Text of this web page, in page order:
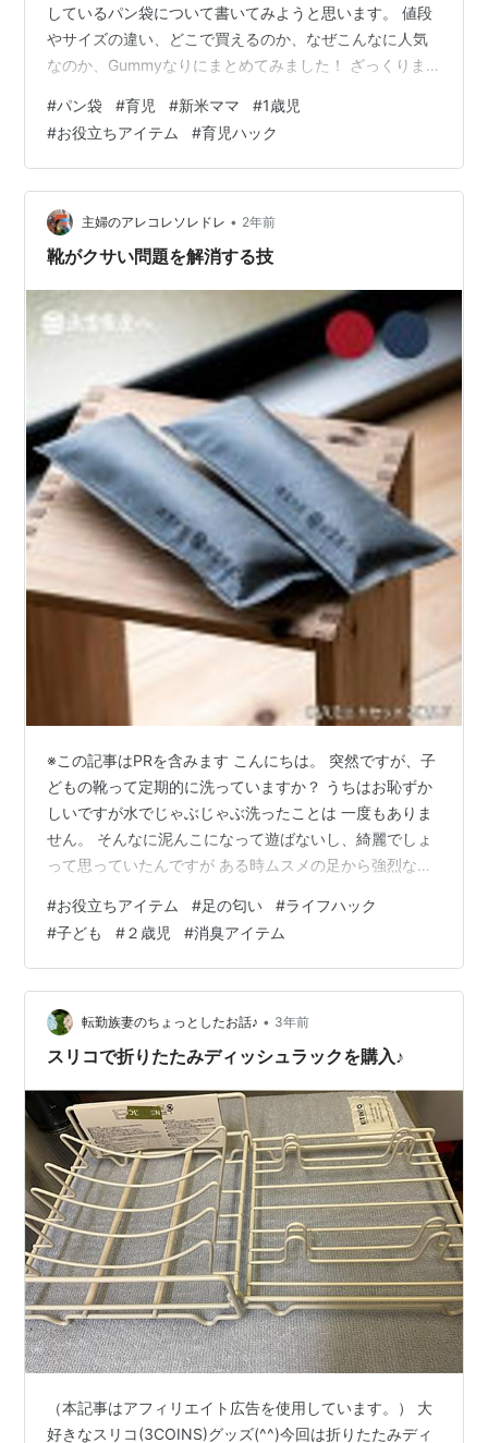
しているパン袋について書いてみようと思います。 値段
やサイズの違い、どこで買えるのか、なぜこんなに人気
なのか、Gummyなりにまとめてみました！ ざっくりま
てる時でもほぼ無臭！ ・コスパがスゴイ ・大手通販各社
で手軽に買える ・豊富なサイズ ということで、今日のメ
ニューはこんな感じ （クリックすると見出しにジャンプ
できます） HEIKOのパン袋、おすすめなのはこんな人 育
児中のパパママ 生ごみを捨てる時にゲンナリしている人
ペットがい…
#パン袋 #育児 #新米ママ #1歳児
#お役立ちアイテム #育児ハック
主婦のアレコレソレドレ • 2年前
靴がクサい問題を解消する技
※この記事はPRを含みます こんにちは。 突然ですが、子
どもの靴って定期的に洗っていますか？ うちはお恥ずか
しいですが水でじゃぶじゃぶ洗ったことは 一度もありま
せん。 そんなに泥んこになって遊ばないし、綺麗でしょ
って思っていたんですが ある時ムスメの足から強烈な臭
んです。 クッサッッ！！ すごく後悔しました。 大人顔
負けの足クサ靴でした。笑 なんとかしたくて炭八を入れ
たんですが 炭八ミニ 2本セット 北欧グレー 靴 出雲屋炭
八 湿気対策 湿気取り 湿気とり 繰り返し使える TV通販
サステナブル 除湿 タンス 結露 玄関 靴 下駄箱 消臭 …
#お役立ちアイテム #足の匂い #ライフハック
#子ども #２歳児 #消臭アイテム
転勤族妻のちょっとしたお話♪ • 3年前
スリコで折りたたみディッシュラックを購入♪
（本記事はアフィリエイト広告を使用しています。） 大
好きなスリコ(3COINS)グッズ(^^)今回は折りたたみディ